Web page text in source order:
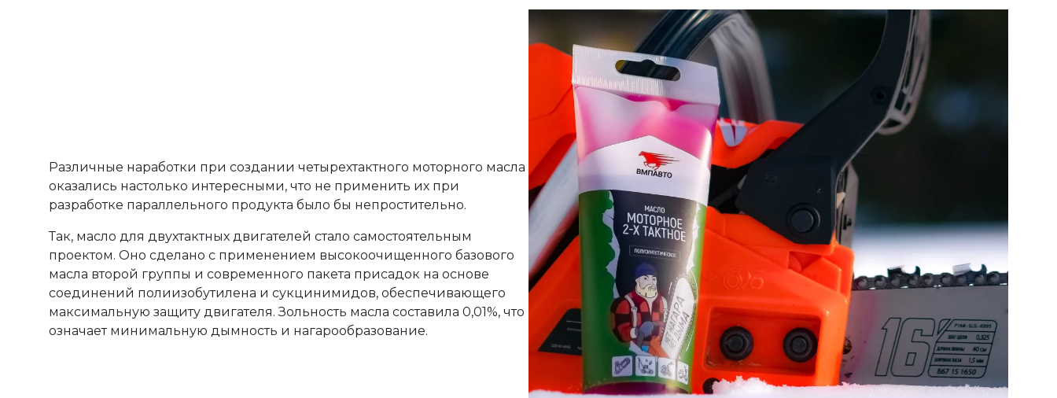
Различные наработки при создании четырехтактного моторного масла
оказались настолько интересными, что не применить их при
разработке параллельного продукта было бы непростительно.
Так, масло для двухтактных двигателей стало самостоятельным
проектом. Оно сделано с применением высокоочищенного базового
масла второй группы и современного пакета присадок на основе
соединений полиизобутилена и сукцинимидов, обеспечивающего
максимальную защиту двигателя. Зольность масла составила 0,01%, что
означает минимальную дымность и нагарообразование.